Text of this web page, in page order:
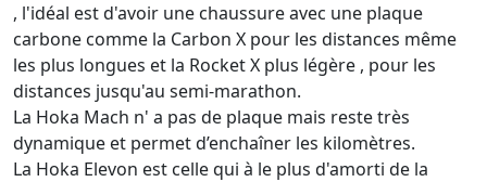
, l'idéal est d'avoir une chaussure avec une plaque
carbone comme la Carbon X pour les distances même
les plus longues et la Rocket X plus légère , pour les
distances jusqu'au semi-marathon.
La Hoka Mach n' a pas de plaque mais reste très
dynamique et permet d’enchaîner les kilomètres.
La Hoka Elevon est celle qui à le plus d'amorti de la